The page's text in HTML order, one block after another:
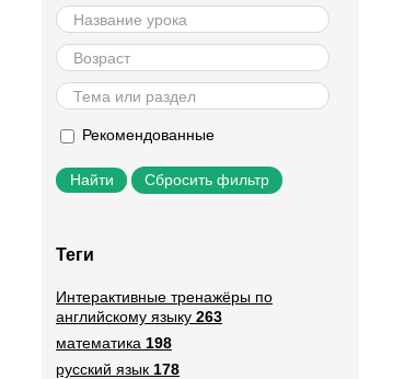
Рекомендованные
Сбросить фильтр
Теги
Интерактивные тренажёры по
английскому языку 263
математика 198
русский язык 178